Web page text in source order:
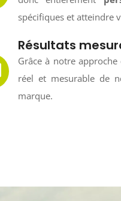
spécifiques et atteindre
Résultats
Grâce à notre
réel et mesurable de
marque.